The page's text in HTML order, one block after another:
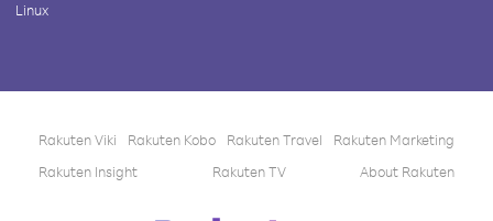
Linux
Rakuten Viki Rakuten Kobo Rakuten Travel
Rakuten Marketing
Rakuten Insight
Rakuten TV About Rakuten